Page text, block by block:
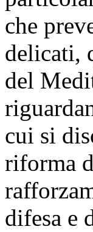
che
delicati,
del
cui si
riforma
difesa e